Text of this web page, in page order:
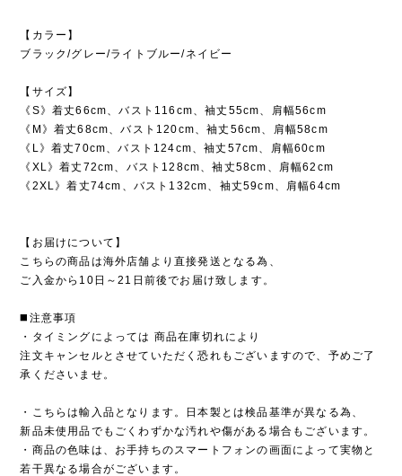
【カラー】
ブラック/グレー/ライトブルー/ネイビー
【サイズ】
《S》着丈66cm、バスト116cm、袖丈55cm、肩幅56cm
《M》着丈68cm、バスト120cm、袖丈56cm、肩幅58cm
《L》着丈70cm、バスト124cm、袖丈57cm、肩幅60cm
《XL》着丈72cm、バスト128cm、袖丈58cm、肩幅62cm
《2XL》着丈74cm、バスト132cm、袖丈59cm、肩幅64cm
【お届けについて】
こちらの商品は海外店舗より直接発送となる為、
ご入金から10日～21日前後でお届け致します。
◼️注意事項
・タイミングによっては 商品在庫切れにより
注文キャンセルとさせていただく恐れもございますので、予めご了
承くださいませ。
・こちらは輸入品となります。日本製とは検品基準が異なる為、
新品未使用品でもごくわずかな汚れや傷がある場合もございます。
・商品の色味は、お手持ちのスマートフォンの画面によって実物と
若干異なる場合がございます。